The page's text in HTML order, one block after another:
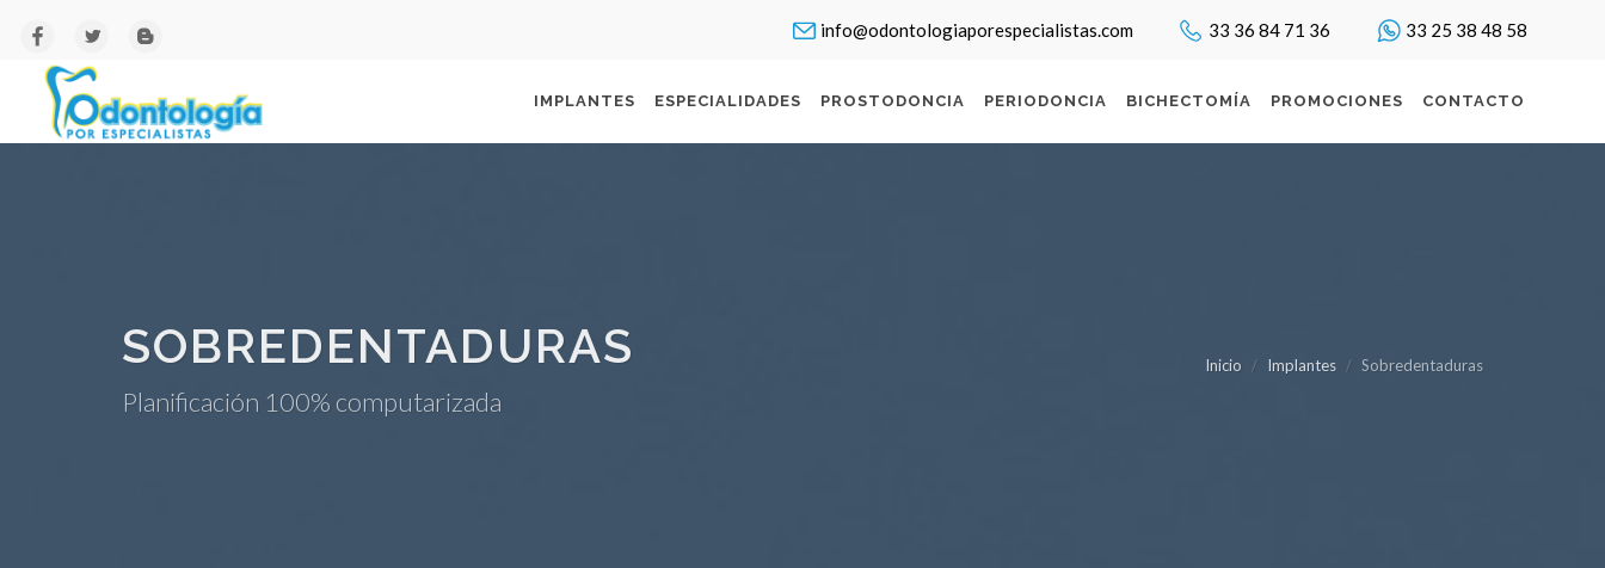
info@odontologiaporespecialistas.com 33 36 84 71 36 33 25 38 48 58
IMPLANTES ESPECIALIDADES PROSTODONCIA PERIODONCIA BICHECTOMÍA PROMOCIONES CONTACTO
SOBREDENTADURAS
Planificación 100% computarizada
Inicio Implantes Sobredentaduras